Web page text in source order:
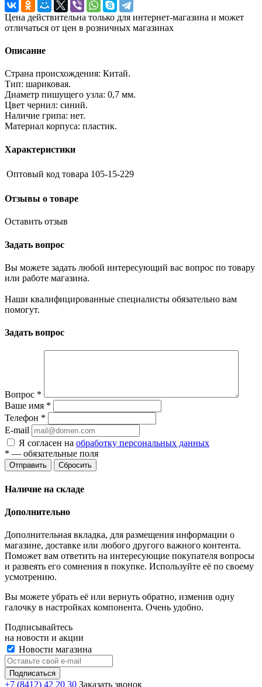
Цена действительна только для интернет-магазина и может
отличаться от цен в розничных магазинах
Описание
Страна происхождения: Китай.
Тип: шариковая.
Диаметр пишущего узла: 0,7 мм.
Цвет чернил: синий.
Наличие грипа: нет.
Материал корпуса: пластик.
Характеристики
Оптовый код товара 105-15-229
Отзывы о товаре
Оставить отзыв
Задать вопрос
Вы можете задать любой интересующий вас вопрос по товару
или работе магазина.
Наши квалифицированные специалисты обязательно вам
помогут.
Задать вопрос
Вопрос *
Ваше имя *
Телефон *
E-mail
Я согласен на обработку персональных данных
* — обязательные поля
Отправить Сбросить
Наличие на складе
Дополнительно
Дополнительная вкладка, для размещения информации о
магазине, доставке или любого другого важного контента.
Поможет вам ответить на интересующие покупателя вопросы
и развеять его сомнения в покупке. Используйте её по своему
усмотрению.
Вы можете убрать её или вернуть обратно, изменив одну
галочку в настройках компонента. Очень удобно.
Подписывайтесь
на новости и акции
Новости магазина
+7 (8412) 42 20 30 Заказать звонок